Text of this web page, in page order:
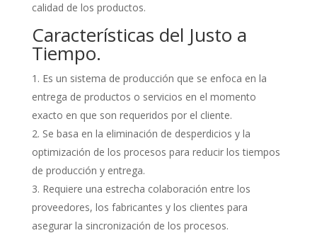
calidad de los productos.
Características del Justo a
Tiempo.
Es un sistema de producción que se enfoca en la
entrega de productos o servicios en el momento
exacto en que son requeridos por el cliente.
Se basa en la eliminación de desperdicios y la
optimización de los procesos para reducir los tiempos
de producción y entrega.
Requiere una estrecha colaboración entre los
proveedores, los fabricantes y los clientes para
asegurar la sincronización de los procesos.